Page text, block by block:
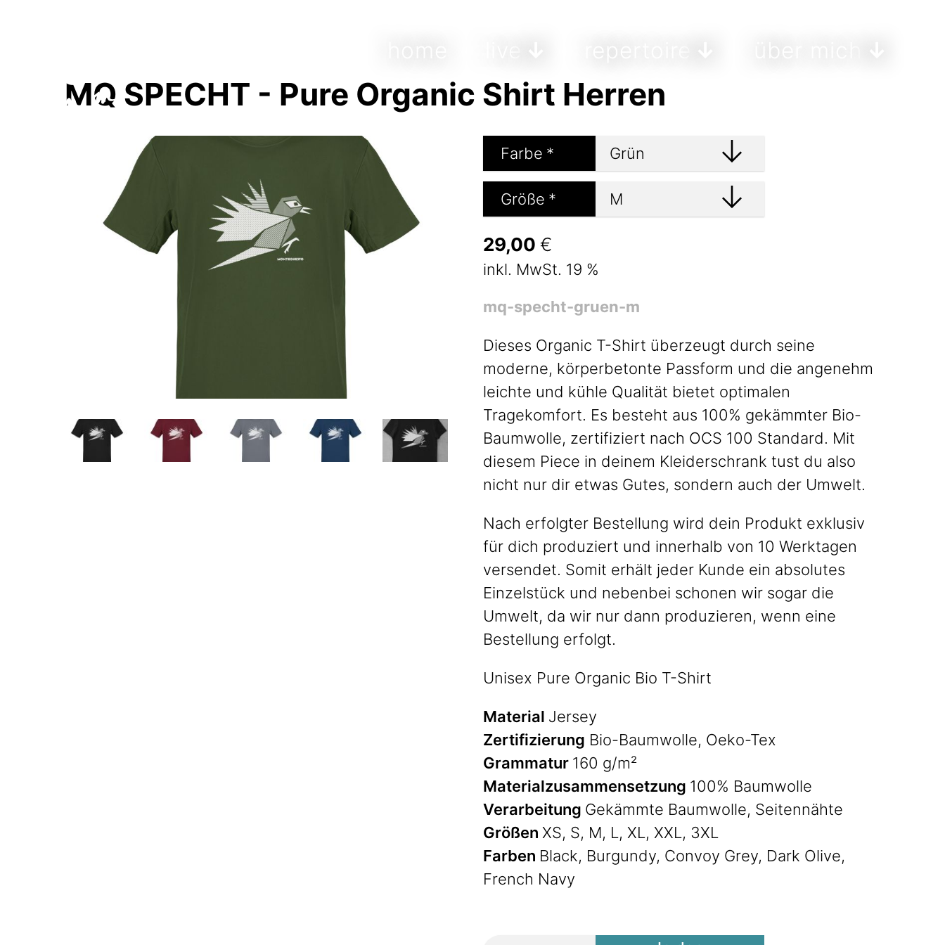
MQ SPECHT - Pure Organic Shirt Herren
Farbe *
Größe *
29,00 €
inkl. MwSt. 19 %
mq-specht-gruen-m
Dieses Organic T-Shirt überzeugt durch seine
moderne, körperbetonte Passform und die angenehm
leichte und kühle Qualität bietet optimalen
Tragekomfort. Es besteht aus 100% gekämmter Bio-
Baumwolle, zertifiziert nach OCS 100 Standard. Mit
diesem Piece in deinem Kleiderschrank tust du also
nicht nur dir etwas Gutes, sondern auch der Umwelt.
Nach erfolgter Bestellung wird dein Produkt exklusiv
für dich produziert und innerhalb von 10 Werktagen
versendet. Somit erhält jeder Kunde ein absolutes
Einzelstück und nebenbei schonen wir sogar die
Umwelt, da wir nur dann produzieren, wenn eine
Bestellung erfolgt.
Unisex Pure Organic Bio T-Shirt
Material Jersey
Zertifizierung Bio-Baumwolle, Oeko-Tex
Grammatur 160 g/m²
Materialzusammensetzung 100% Baumwolle
Verarbeitung Gekämmte Baumwolle, Seitennähte
Größen XS, S, M, L, XL, XXL, 3XL
Farben Black, Burgundy, Convoy Grey, Dark Olive,
French Navy